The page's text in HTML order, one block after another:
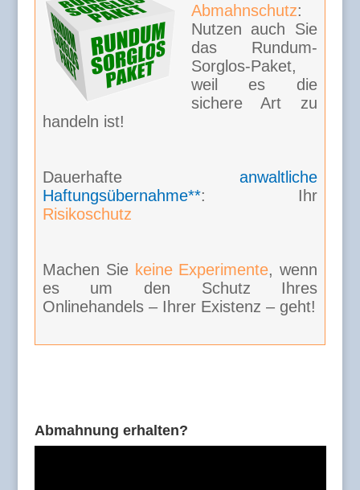
Abmahnschutz:
Nutzen auch Sie
das Rundum-
Sorglos-Paket,
weil es die
sichere Art zu
handeln ist!
Dauerhafteanwaltliche
Haftungsübernahme**: Ihr
Risikoschutz
Machen Sie keine Experimente, wenn
es um den Schutz Ihres
Onlinehandels – Ihrer Existenz – geht!
Abmahnung erhalten?